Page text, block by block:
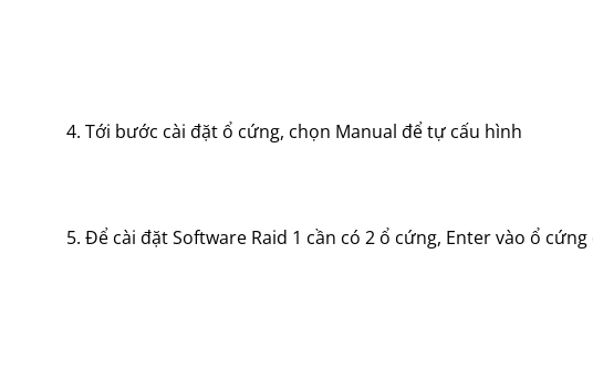
4. Tới bước cài đặt ổ cứng, chọn Manual để tự cấu hình
5. Để cài đặt Software Raid 1 cần có 2 ổ cứng, Enter vào ổ